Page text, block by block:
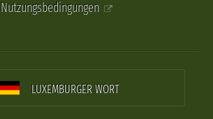
Nutzungsbedingungen
LUXEMBURGER WORT